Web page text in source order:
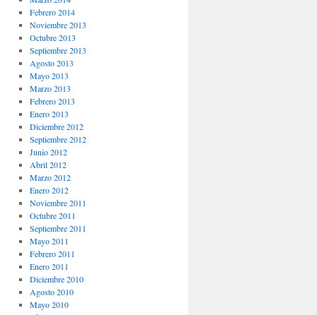
Febrero 2014
Noviembre 2013
Octubre 2013
Septiembre 2013
Agosto 2013
Mayo 2013
Marzo 2013
Febrero 2013
Enero 2013
Diciembre 2012
Septiembre 2012
Junio 2012
Abril 2012
Marzo 2012
Enero 2012
Noviembre 2011
Octubre 2011
Septiembre 2011
Mayo 2011
Febrero 2011
Enero 2011
Diciembre 2010
Agosto 2010
Mayo 2010